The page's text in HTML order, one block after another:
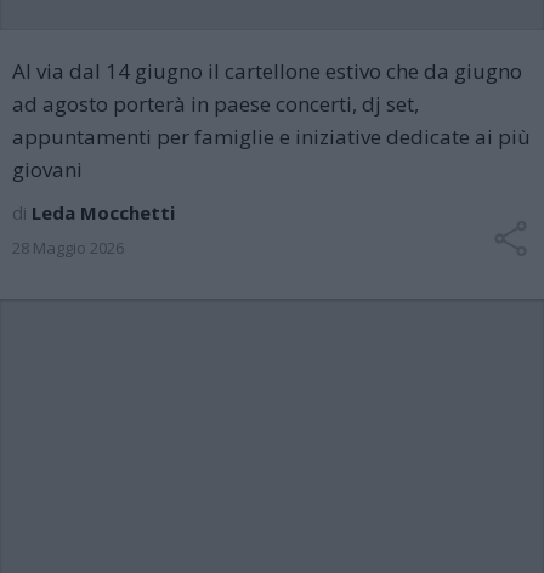
Al via dal 14 giugno il cartellone estivo che da giugno
ad agosto porterà in paese concerti, dj set,
appuntamenti per famiglie e iniziative dedicate ai più
giovani
di Leda Mocchetti
28 Maggio 2026